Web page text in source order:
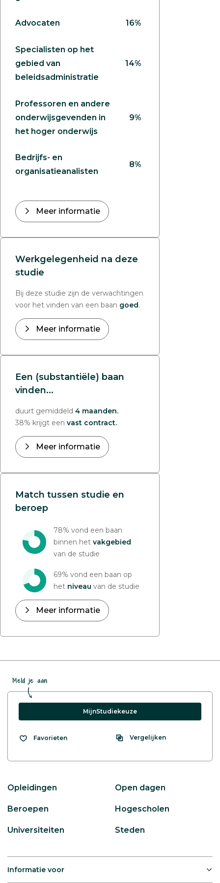
Advocaten 16%
Specialisten op het
gebied van
beleidsadministratie
14%
Professoren en andere
onderwijsgevenden in
het hoger onderwijs
9%
Bedrijfs- en
organisatieanalisten
8%
Meer informatie
Werkgelegenheid na deze
studie
Bij deze studie zijn de verwachtingen
voor het vinden van een baan goed.
Meer informatie
Een (substantiële) baan
vinden...
duurt gemiddeld 4 maanden.
38% krijgt een vast contract.
Meer informatie
Match tussen studie en
beroep
78% vond een baan
binnen het vakgebied
van de studie
69% vond een baan op
het niveau van de studie
Meer informatie
Meld je aan
MijnStudiekeuze
Favorieten Vergelijken
Opleidingen Open dagen
Beroepen Hogescholen
Universiteiten Steden
Informatie voor